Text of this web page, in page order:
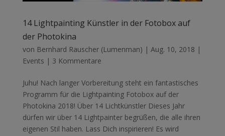
14 Lightpainting Künstler in der Fotobox auf
der Photokina
von Bernhard Rauscher (Lumenman) | Aug. 10, 2018 |
Events | 3 Kommentare
Juhu! Nach langer Vorbereitung steht ein fantastisches
Programm für die Lightpainting Fotobox auf der
Photokina 2018! Über 14 Lichtkünstler Dieses Jahr
dürfen wir über 14 Lightpainter begrüßen, die alle ihren
eigenen Stil haben. Lass Dich inspirieren! Es wird